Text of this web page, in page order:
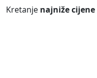
Kretanje najniže cijene